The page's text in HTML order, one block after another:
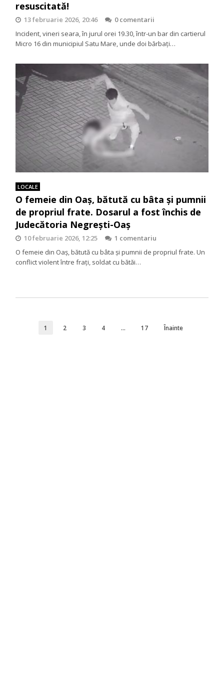
resuscitată!
13 februarie 2026, 20:46
0 comentarii
Incident, vineri seara, în jurul orei 19.30, într-un bar din cartierul
Micro 16 din municipiul Satu Mare, unde doi bărbați…
LOCALE
O femeie din Oaș, bătută cu bâta și pumnii
de propriul frate. Dosarul a fost închis de
Judecătoria Negrești-Oaș
10 februarie 2026, 12:25
1 comentariu
O femeie din Oaș, bătută cu bâta și pumnii de propriul frate. Un
conflict violent între frați, soldat cu bătăi…
1 2 3 4 … 17 Înainte